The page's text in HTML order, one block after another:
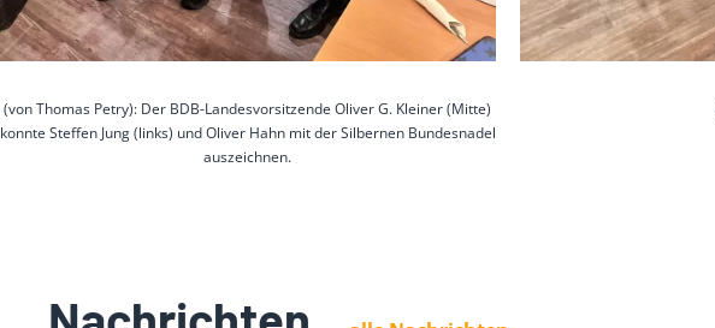
(von Thomas Petry): Der BDB-Landesvorsitzende Oliver G. Kleiner (Mitte)
konnte Steffen Jung (links) und Oliver Hahn mit der Silbernen Bundesnadel
auszeichnen.